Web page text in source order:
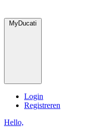
MyDucati
Login
Registreren
Hello,